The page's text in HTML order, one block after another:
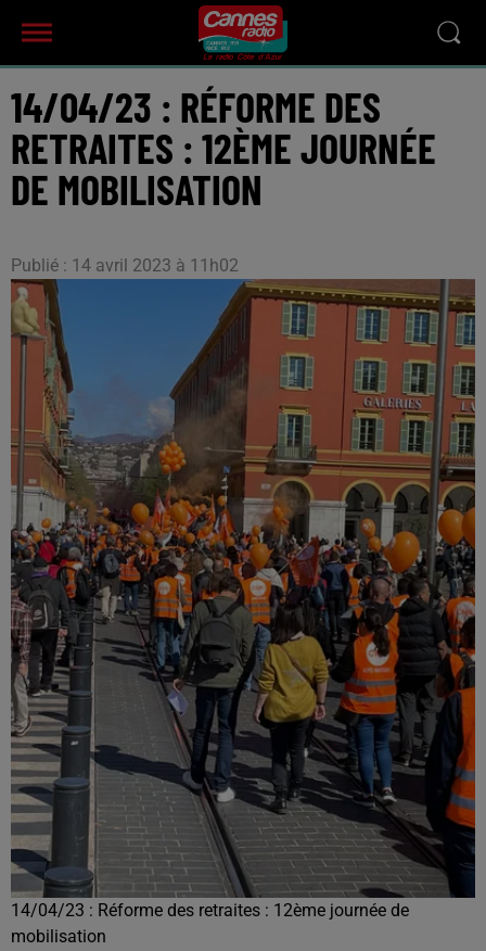
14/04/23 : RÉFORME DES
RETRAITES : 12ÈME JOURNÉE
DE MOBILISATION
Publié : 14 avril 2023 à 11h02
14/04/23 : Réforme des retraites : 12ème journée de
mobilisation